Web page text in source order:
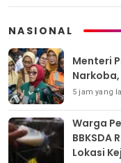
NASIONAL
Menteri
5 jam yang
Warga
BBKSDA
Lokasi